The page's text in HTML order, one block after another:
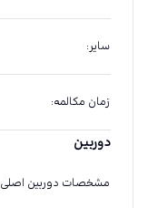
سایر:
زمان مکالمه:
دوربین
مشخصات دوربین اصلی